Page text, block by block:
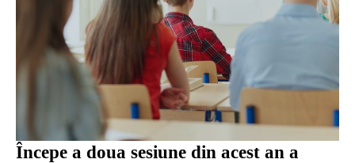
Începe a doua sesiune din acest an a